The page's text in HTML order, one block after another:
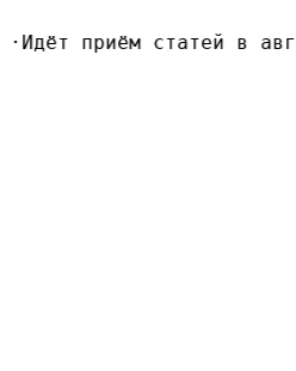
приём статей в